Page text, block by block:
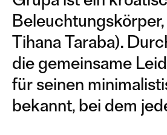
Tihana Taraba).
die gemeinsame
für seinen
bekannt, bei dem